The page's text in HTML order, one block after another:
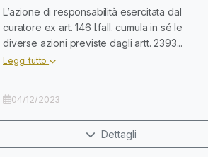
L’azione di responsabilità esercitata dal
curatore ex art. 146 l.fall. cumula in sé le
diverse azioni previste dagli artt. 2393...
Leggi tutto
04/12/2023
Dettagli